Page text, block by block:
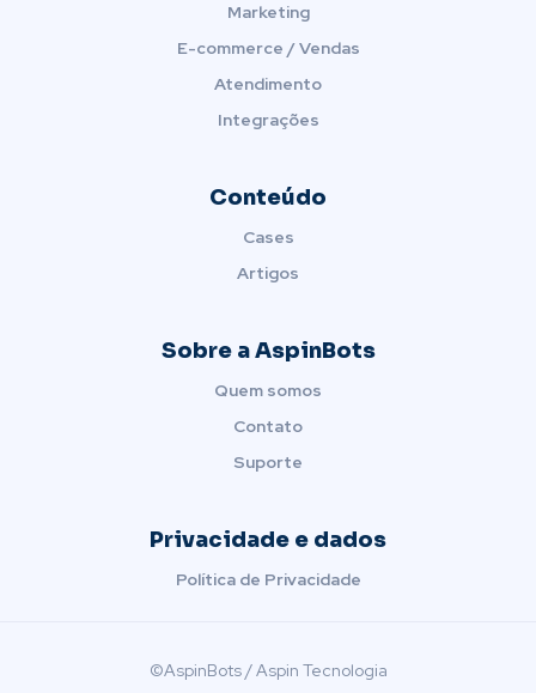
Marketing
E-commerce / Vendas
Atendimento
Integrações
Conteúdo
Cases
Artigos
Sobre a AspinBots
Quem somos
Contato
Suporte
Privacidade e dados
Política de Privacidade
©AspinBots / Aspin Tecnologia